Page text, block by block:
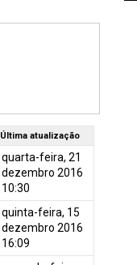
Última atualização
quarta-feira, 21
dezembro 2016
10:30
quinta-feira, 15
dezembro 2016
16:09